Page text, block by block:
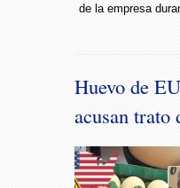
de la empresa
Huevo de
acusan trato